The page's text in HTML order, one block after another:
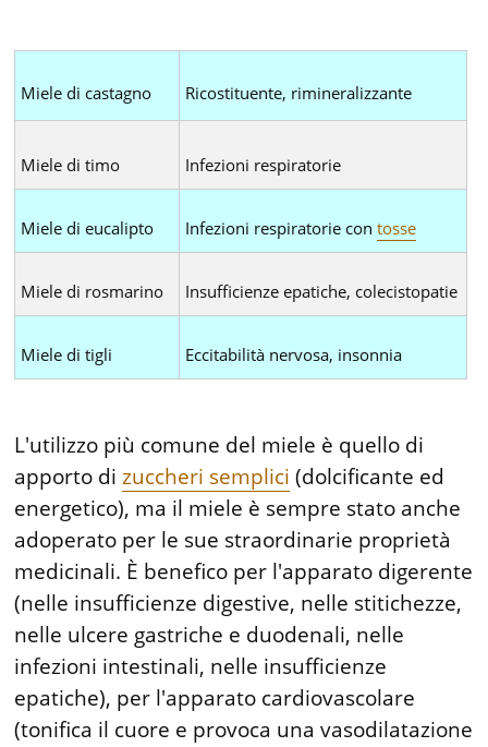
Miele di castagno Ricostituente, rimineralizzante
Miele di timo Infezioni respiratorie
Miele di eucalipto Infezioni respiratorie contosse
Miele di rosmarino Insufficienze epatiche, colecistopatie
Miele di tigli Eccitabilità nervosa, insonnia
L'utilizzo più comune del miele è quello di
apporto dizuccheri semplici (dolcificante ed
energetico), ma il miele è sempre stato anche
adoperato per le sue straordinarie proprietà
medicinali. È benefico per l'apparato digerente
(nelle insufficienze digestive, nelle stitichezze,
nelle ulcere gastriche e duodenali, nelle
infezioni intestinali, nelle insufficienze
epatiche), per l'apparato cardiovascolare
(tonifica il cuore e provoca una vasodilatazione